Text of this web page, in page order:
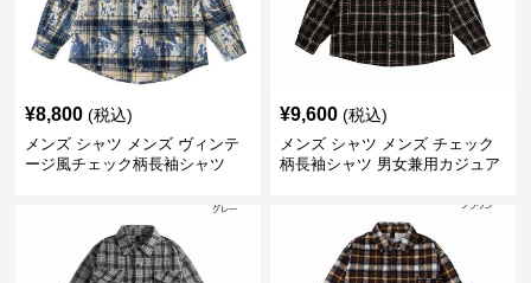
¥8,800 (税込)
メンズ シャツ メンズ ヴィンテ
ージ風チェック柄長袖シャツ
¥9,600 (税込)
メンズ シャツ メンズ チェック
柄長袖シャツ 男女兼用カジュア